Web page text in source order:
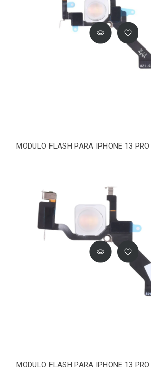
MODULO FLASH PARA IPHONE 13 PRO
MODULO FLASH PARA IPHONE 13